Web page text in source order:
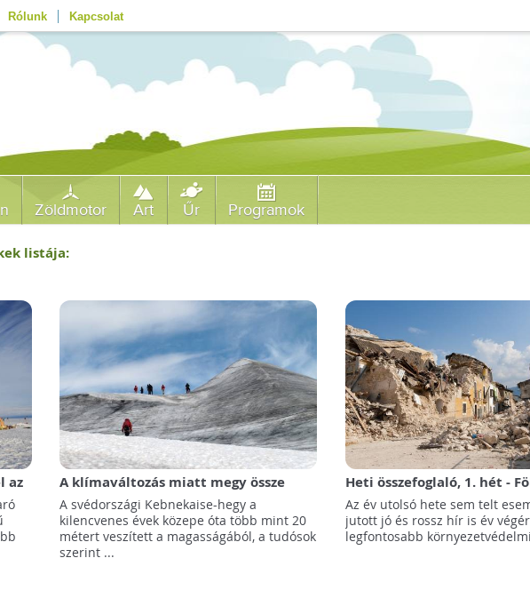
Rólunk Kapcsolat
Zöldmotor Art Űr Programok
listája:
az
A klímaváltozás miatt megy össze
Svédország legmagasabb hegycsúcsa
A svédországi Kebnekaise-hegy a
kilencvenes évek közepe óta több mint 20
métert veszített a magasságából, a tudósok
szerint ...
Heti összefoglaló, 1. hét -
halászati tilalom, fából
műhold
Az év utolsó hete sem telt
jutott jó és rossz hír is év
legfontosabb